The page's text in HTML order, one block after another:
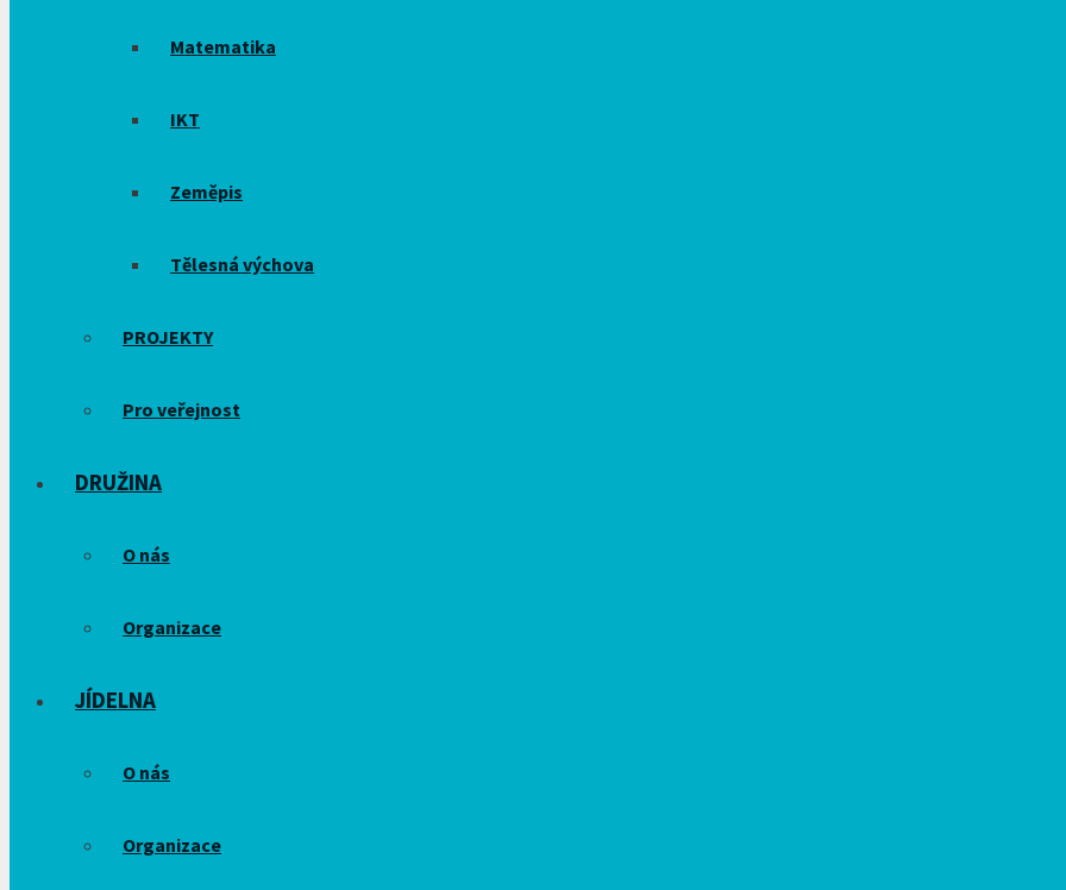
Matematika
IKT
Zeměpis
Tělesná výchova
PROJEKTY
Pro veřejnost
DRUŽINA
O nás
Organizace
JÍDELNA
O nás
Organizace